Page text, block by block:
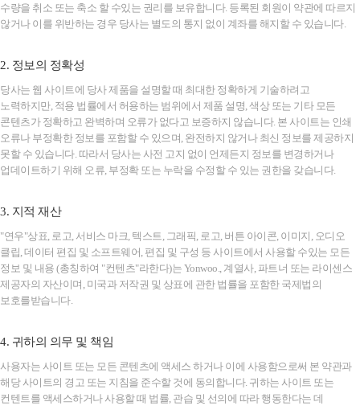
수량을 취소 또는 축소 할 수있는 권리를 보유합니다. 등록된 회원이 약관에 따르지
않거나 이를 위반하는 경우 당사는 별도의 통지 없이 계좌를 해지할 수 있습니다.
2. 정보의 정확성
당사는 웹 사이트에 당사 제품을 설명할 때 최대한 정확하게 기술하려고
노력하지만, 적용 법률에서 허용하는 범위에서 제품 설명, 색상 또는 기타 모든
콘텐츠가 정확하고 완벽하며 오류가 없다고 보증하지 않습니다. 본 사이트는 인쇄
오류나 부정확한 정보를 포함할 수 있으며, 완전하지 않거나 최신 정보를 제공하지
못할 수 있습니다. 따라서 당사는 사전 고지 없이 언제든지 정보를 변경하거나
업데이트하기 위해 오류, 부정확 또는 누락을 수정할 수 있는 권한을 갖습니다.
3. 지적 재산
"연우"상표, 로고, 서비스 마크, 텍스트, 그래픽, 로고, 버튼 아이콘, 이미지, 오디오
클립, 데이터 편집 및 소프트웨어, 편집 및 구성 등 사이트에서 사용할 수있는 모든
정보 및 내용 (총칭하여 "컨텐츠"라한다)는 Yonwoo., 계열사, 파트너 또는 라이센스
제공자의 자산이며, 미국과 저작권 및 상표에 관한 법률을 포함한 국제법의
보호를받습니다.
4. 귀하의 의무 및 책임
사용자는 사이트 또는 모든 콘텐츠에 액세스 하거나 이에 사용함으로써 본 약관과
해당 사이트의 경고 또는 지침을 준수할 것에 동의합니다. 귀하는 사이트 또는
컨텐트를 액세스하거나 사용할 때 법률, 관습 및 선의에 따라 행동한다는 데